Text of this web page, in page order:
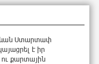
Ստարտափ
է իր
քարտային